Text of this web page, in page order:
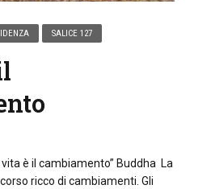
SALICE 127
vita è il cambiamento” Buddha La
ricco di cambiamenti. Gli